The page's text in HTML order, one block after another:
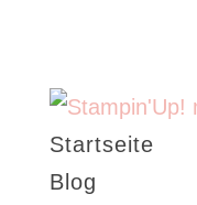
Startseite
Blog